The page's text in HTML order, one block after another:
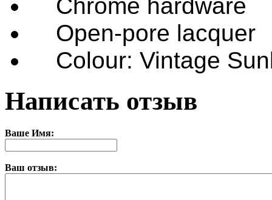
Chrome hardware
Open-pore lacquer
Colour: Vintage
Написать отзыв
Ваше Имя:
Ваш отзыв: